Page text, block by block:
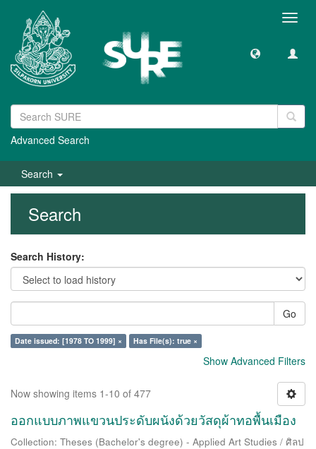
Advanced Search
Search
Search
Search History:
Go
Date issued: [1978 TO 1999] × Has File(s): true ×
Show Advanced Filters
Now showing items 1-10 of 477
ออกแบบภาพแขวนประดับผนังด้วยวัสดุผ้าทอพื้นเมือง
Collection: Theses (Bachelor's degree) - Applied Art Studies / ศิลป